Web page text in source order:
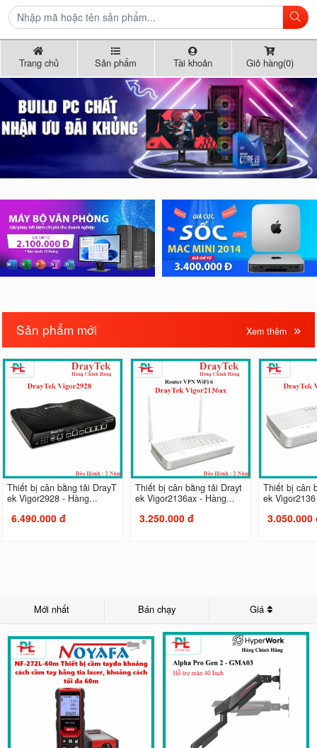
Trang chủ Sản phẩm Tài khoản Giỏ hàng(0)
Sản phẩm mới Xem thêm
Thiết bị cân bằng tải DrayT
ek Vigor2928 - Hàng...
6.490.000 đ
Thiết bị cân bằng tải Drayt
ek Vigor2136ax - Hàng...
3.250.000 đ
Thiết bị cân
ek
3.050.000
Mới nhất Bán chạy Giá